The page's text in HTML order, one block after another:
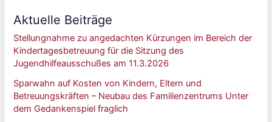
Aktuelle Beiträge
Stellungnahme zu angedachten Kürzungen im Bereich der
Kindertagesbetreuung für die Sitzung des
Jugendhilfeausschußes am 11.3.2026
Sparwahn auf Kosten von Kindern, Eltern und
Betreuungskräften – Neubau des Familienzentrums Unter
dem Gedankenspiel fraglich